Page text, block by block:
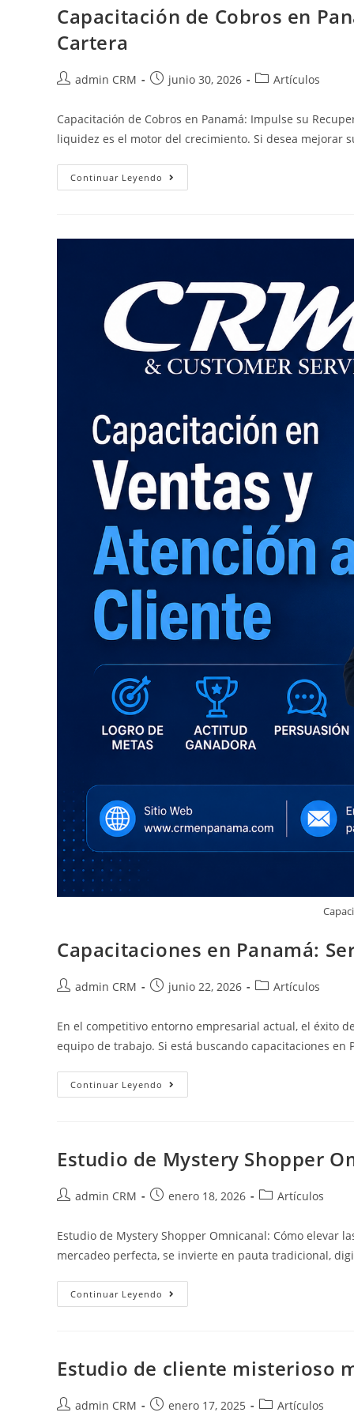
Capacitación de Cobros en
Cartera
admin CRM junio 30, 2026 Artículos
Capacitación de Cobros en Panamá: Impulse su
liquidez es el motor del crecimiento. Si desea mejorar
Continuar Leyendo
Capacitaciones en Panamá:
admin CRM junio 22, 2026 Artículos
En el competitivo entorno empresarial actual, el éxito
equipo de trabajo. Si está buscando capacitaciones en
Continuar Leyendo
Estudio de Mystery Shopper
admin CRM enero 18, 2026 Artículos
Estudio de Mystery Shopper Omnicanal: Cómo elevar
mercadeo perfecta, se invierte en pauta tradicional,
Continuar Leyendo
Estudio de cliente misterioso
admin CRM enero 17, 2025 Artículos